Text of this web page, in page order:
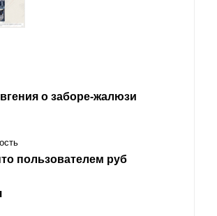
о заборе-жалюзи
пользователем руб